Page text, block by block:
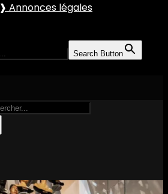
❱ Annonces légales
Search Button